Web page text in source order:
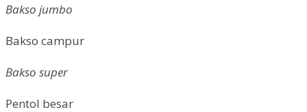
Bakso jumbo
Bakso campur
Bakso super
Pentol besar